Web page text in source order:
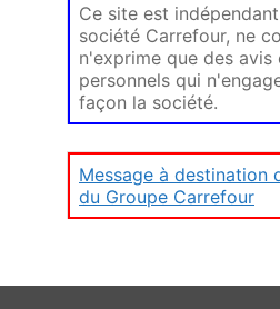
Ce site est
société Carrefour, ne
n'exprime que des
personnels qui
façon la société.
Message à destination
du Groupe Carrefour